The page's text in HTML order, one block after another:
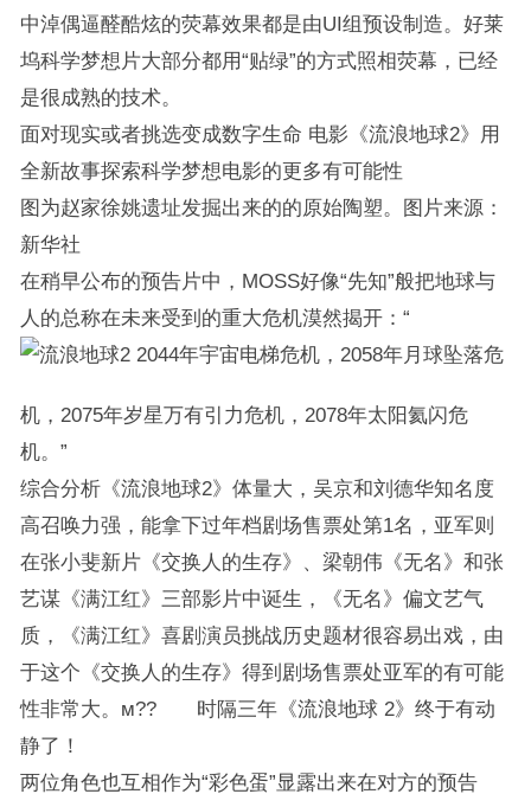
中淖偶逼醛酷炫的荧幕效果都是由UI组预设制造。好莱
坞科学梦想片大部分都用“贴绿”的方式照相荧幕，已经
是很成熟的技术。
面对现实或者挑选变成数字生命 电影《流浪地球2》用
全新故事探索科学梦想电影的更多有可能性
图为赵家徐姚遗址发掘出来的的原始陶塑。图片来源：
新华社
在稍早公布的预告片中，MOSS好像“先知”般把地球与
人的总称在未来受到的重大危机漠然揭开：“
2044年宇宙电梯危机，2058年月球坠落危
机，2075年岁星万有引力危机，2078年太阳氦闪危
机。”
综合分析《流浪地球2》体量大，吴京和刘德华知名度
高召唤力强，能拿下过年档剧场售票处第1名，亚军则
在张小斐新片《交换人的生存》、梁朝伟《无名》和张
艺谋《满江红》三部影片中诞生，《无名》偏文艺气
质，《满江红》喜剧演员挑战历史题材很容易出戏，由
于这个《交换人的生存》得到剧场售票处亚军的有可能
性非常大。м?? 时隔三年《流浪地球 2》终于有动
静了！
两位角色也互相作为“彩色蛋”显露出来在对方的预告